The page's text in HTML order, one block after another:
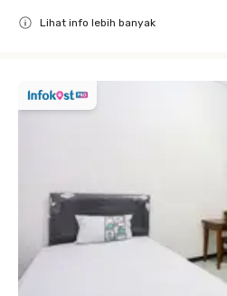
Lihat info lebih banyak